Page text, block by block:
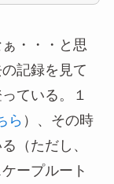
・・・と思
記録を見て
ている。１
ら ）、その時
（ただし、
ープルート